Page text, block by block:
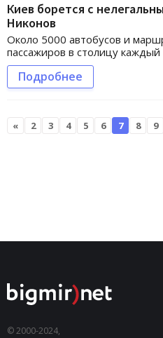
Киев борется с
Никонов
Около 5000 автобусов и
пассажиров в столицу
Подробнее
« 2 3 4 5 6 7 8 9
© 2000-2024,